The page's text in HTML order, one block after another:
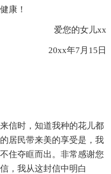
康！
爱您的女儿xx
20xx年7月15日
信时，知道我种的花儿都
居民带来美的享受是，我
住夺眶而出。非常感谢您
，我从这封信中明白